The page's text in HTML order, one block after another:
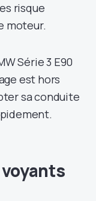
risque
moteur.
Série 3 E90
est hors
sa conduite